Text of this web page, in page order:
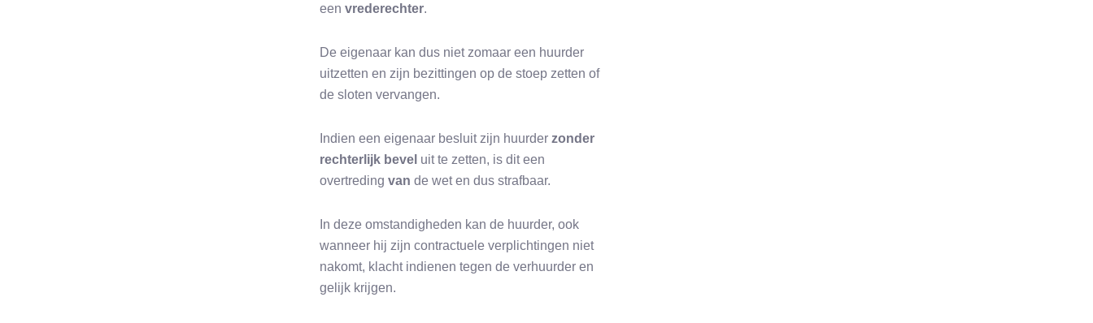
een vrederechter.
De eigenaar kan dus niet zomaar een huurder
uitzetten en zijn bezittingen op de stoep zetten of
de sloten vervangen.
Indien een eigenaar besluit zijn huurderzonder
rechterlijk bevel uit te zetten, is dit een
overtredingvan de wet en dus strafbaar.
In deze omstandigheden kan de huurder, ook
wanneer hij zijn contractuele verplichtingen niet
nakomt, klacht indienen tegen de verhuurder en
gelijk krijgen.